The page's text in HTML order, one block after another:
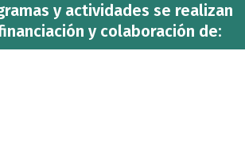
y actividades se realizan
y colaboración de: